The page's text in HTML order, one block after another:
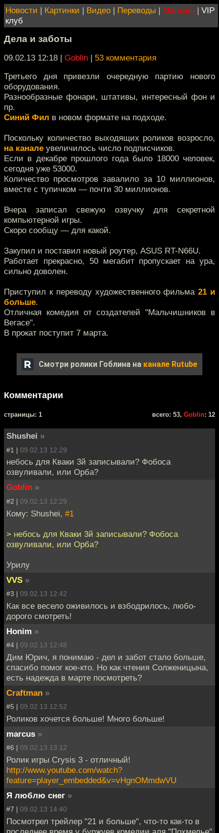
Новости | Картинки | Видео | Переводы | Магазин | VIP
клуб
Дела и заботы
09.02.13 12:18 | Goblin | 53 комментария
Третьего дня привезли очередную партию нового
оборудования.
Разнообразные фонари, штативы, интересный фон и
пр.
Синий Фил в новом формате на подходе.
Поскольку количество выходящих роликов возросло,
на канале увеличилось число подписчиков.
Если в декабре прошлого года было 18000 человек,
сегодня уже 53000.
Количество просмотров завалило за 10 миллионов,
вместе с тупичком — почти 30 миллионов.
Вчера записал свежую озвучку для секретной
компьютерной игры.
Скоро сообщу — для какой.
Закупил и поставил новый роутер, ASUS RT-N66U.
Работает прекрасно, 50 мегабит пропускает на ура,
сильно доволен.
Приступил к переводу художественного фильма21 и
больше.
Отличная комедия от создателей "Мальчишников в
Вегасе".
В прокат поступит 7 марта.
Смотри ролики Гоблина на канале Rutube
Комментарии
cтраницы: 1 всего: 53, Goblin: 12
Shushei »
#1 | 09.02.13 12:29
небось для Кваки 3й записывали? Фобоса
озвуливали, или Орба?
Goblin »
#2 | 09.02.13 12:29
Кому: Shushei, #1
> небось для Кваки 3й записывали? Фобоса
озвуливали, или Орба?
Урилу
VVS »
#3 | 09.02.13 12:42
Как все весело оживилось и взбодрилось, любо-
дорого смотреть!
Honim »
#4 | 09.02.13 12:48
Дим Юрич, я понимаю - дел и забот стало больше,
спасибо помог кое-кто. Но как чтения Солженицына,
есть надежда в марте посмотреть?
Craftman »
#5 | 09.02.13 12:52
Роликов хочется больше! Много больше!
marcus »
#6 | 09.02.13 13:12
Ролик игры Crysis 3 - отличный!
http://www.youtube.com/watch?
feature=player_embedded&v=vHgnOMmdwVU
Я люблю снег »
#7 | 09.02.13 14:40
Посмотрел трейлер "21 и больше", что-то как-то в